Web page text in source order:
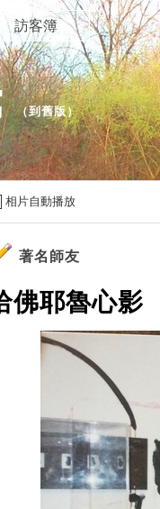
（到舊版）
訪客簿
相片自動播放
著名師友
佛耶魯心影